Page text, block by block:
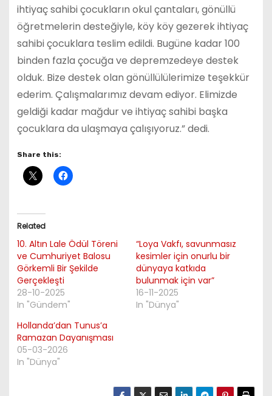
ihtiyaç sahibi çocukların okul çantaları, gönüllü
öğretmelerin desteğiyle, köy köy gezerek ihtiyaç
sahibi çocuklara teslim edildi. Bugüne kadar 100
binden fazla çocuğa ve depremzedeye destek
olduk. Bize destek olan gönüllülülerimize teşekkür
ederim. Çalışmalarımız devam ediyor. Elimizde
geldiği kadar mağdur ve ihtiyaç sahibi başka
çocuklara da ulaşmaya çalışıyoruz.” dedi.
Share this:
Related
10. Altın Lale Ödül Töreni
ve Cumhuriyet Balosu
Görkemli Bir Şekilde
Gerçekleşti
28-10-2025
In "Gündem"
“Loya Vakfı, savunmasız
kesimler için onurlu bir
dünyaya katkıda
bulunmak için var”
16-11-2025
In "Dünya"
Hollanda’dan Tunus’a
Ramazan Dayanışması
05-03-2026
In "Dünya"